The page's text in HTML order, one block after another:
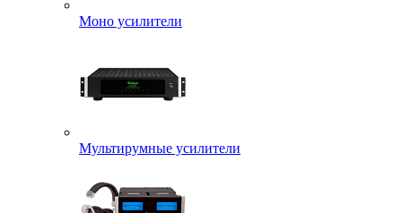
Моно усилители
Мультирумные усилители